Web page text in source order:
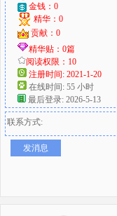
金钱：0
精华：0
贡献：0
精华贴：0篇
阅读权限：10
注册时间: 2021-1-20
在线时间: 55 小时
最后登录: 2026-5-13
联系方式:
发消息